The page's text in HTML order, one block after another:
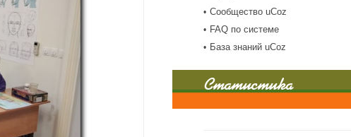
Сообщество uCoz
FAQ по системе
База знаний uCoz
Статистика